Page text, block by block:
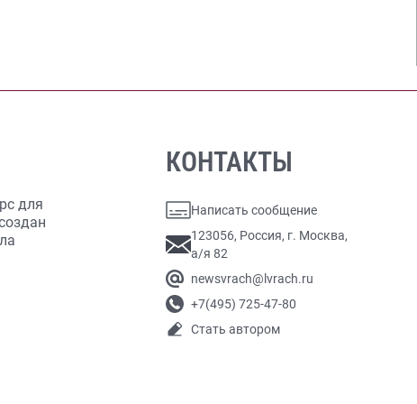
для
КОНТАКТЫ
Написать сообщение
123056, Россия, г. Москва,
а/я 82
newsvrach@lvrach.ru
+7(495) 725-47-80
Стать автором